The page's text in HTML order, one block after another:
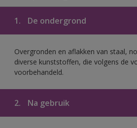
1. De ondergrond
Overgronden en aflakken van staal,
diverse kunststoffen, die volgens de
voorbehandeld.
2. Na gebruik